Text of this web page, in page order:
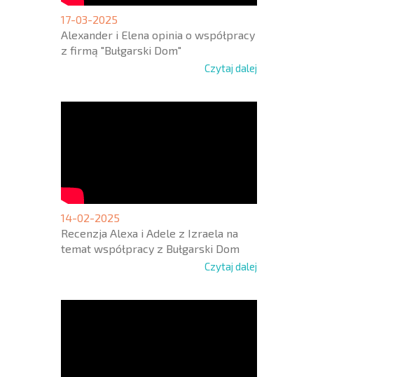
17-03-2025
Alexander i Elena opinia o współpracy
z firmą "Bułgarski Dom"
Czytaj dalej
14-02-2025
Recenzja Alexa i Adele z Izraela na
temat współpracy z Bułgarski Dom
Czytaj dalej